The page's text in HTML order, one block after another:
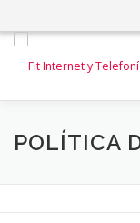
Saltar
contenido
INICIO
POLÍTICA